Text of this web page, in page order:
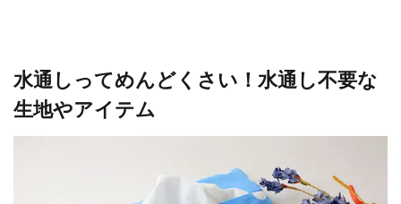
水通しってめんどくさい！水通し不要な
生地やアイテム